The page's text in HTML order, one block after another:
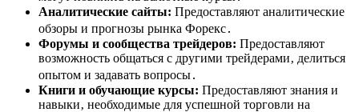
Аналитические сайты: Предоставляют аналитические
обзоры и прогнозы рынка Форекс․
Форумы и сообщества трейдеров: Предоставляют
возможность общаться с другими трейдерами‚ делиться
опытом и задавать вопросы․
Книги и обучающие курсы: Предоставляют знания и
навыки‚ необходимые для успешной торговли на